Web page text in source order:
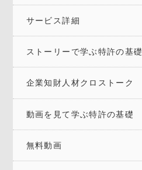
サービス詳細
ストーリーで学ぶ特許の基礎
企業知財人材クロストーク
動画を見て学ぶ特許の基礎
無料動画